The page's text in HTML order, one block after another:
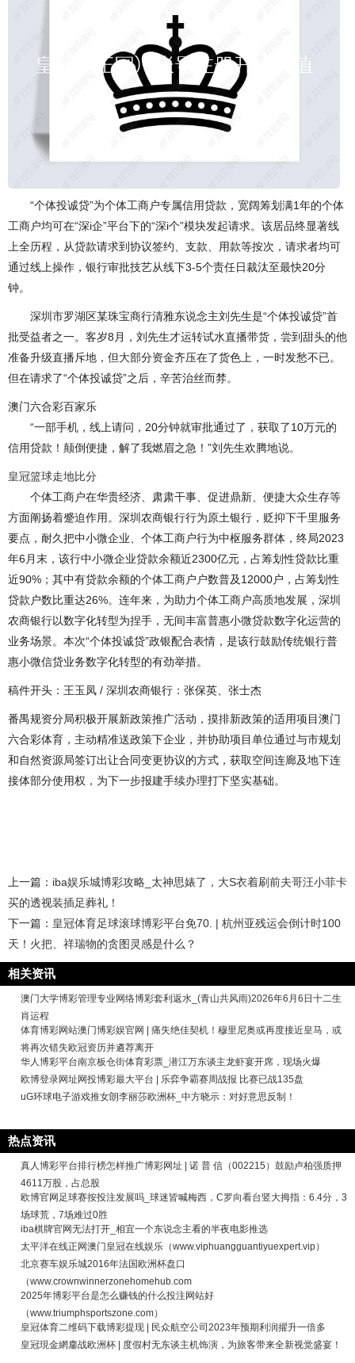
“个体投诚贷”为个体工商户专属信用贷款，宽阔筹划满1年的个体
工商户均可在“深i企”平台下的“深i个”模块发起请求。该居品终显著线
上全历程，从贷款请求到协议签约、支款、用款等按次，请求者均可
通过线上操作，银行审批技艺从线下3-5个责任日裁汰至最快20分
钟。
深圳市罗湖区某珠宝商行清雅东说念主刘先生是“个体投诚贷”首
批受益者之一。客岁8月，刘先生才运转试水直播带货，尝到甜头的他
准备升级直播斥地，但大部分资金齐压在了货色上，一时发愁不已。
但在请求了“个体投诚贷”之后，辛苦治丝而棼。
澳门六合彩百家乐
“一部手机，线上请问，20分钟就审批通过了，获取了10万元的
信用贷款！颠倒便捷，解了我燃眉之急！”刘先生欢腾地说。
皇冠篮球走地比分
个体工商户在华贵经济、肃肃干事、促进鼎新、便捷大众生存等
方面阐扬着蹙迫作用。深圳农商银行行为原土银行，贬抑下千里服务
要点，耐久把中小微企业、个体工商户行为中枢服务群体，终局2023
年6月末，该行中小微企业贷款余额近2300亿元，占筹划性贷款比重
近90%；其中有贷款余额的个体工商户户数普及12000户，占筹划性
贷款户数比重达26%。连年来，为助力个体工商户高质地发展，深圳
农商银行以数字化转型为捏手，无间丰富普惠小微贷款数字化运营的
业务场景。本次“个体投诚贷”政银配合表情，是该行鼓励传统银行普
惠小微信贷业务数字化转型的有劲举措。
稿件开头：王玉凤 / 深圳农商银行：张保英、张士杰
番禺规资分局积极开展新政策推广活动，摸排新政策的适用项目澳门
六合彩体育，主动精准送政策下企业，并协助项目单位通过与市规划
和自然资源局签订出让合同变更协议的方式，获取空间连廊及地下连
接体部分使用权，为下一步报建手续办理打下坚实基础。
上一篇： iba娱乐城博彩攻略_太神思婊了，大S衣着刷前夫哥汪小菲卡
买的透视装插足葬礼！
下一篇： 皇冠体育足球滚球博彩平台免70. | 杭州亚残运会倒计时100
天！火把、祥瑞物的贪图灵感是什么？
相关资讯
澳门大学博彩管理专业网络博彩套利返水_(青山共风雨)2026年6月6日十二生
肖运程
体育博彩网站澳门博彩娱官网 | 痛失绝佳契机！穆里尼奥或再度接近皇马，或
将再次错失欧冠资历并遴荐离开
华人博彩平台南京板仓街体育彩票_潜江万东谈主龙虾宴开席，现场火爆
欧博登录网址网投博彩最大平台 | 乐弈争霸赛周战报 比赛已战135盘
uG环球电子游戏推女朗李丽莎欧洲杯_中方晓示：对好意思反制！
热点资讯
真人博彩平台排行榜怎样推广博彩网址 | 诺 普 信（002215）鼓励卢柏强质押
4611万股，占总股
欧博官网足球赛按投注发展吗_球迷皆喊梅西，C罗向看台竖大拇指：6.4分，3
场球荒，7场难过0胜
iba棋牌官网无法打开_相宜一个东说念主看的半夜电影推选
太平洋在线正网澳门皇冠在线娱乐（www.viphuangguantiyuexpert.vip）
北京赛车娱乐城2016年法国欧洲杯盘口
（www.crownwinnerzonehomehub.com
2025年博彩平台是怎么赚钱的什么投注网站好
（www.triumphsportszone.com）
皇冠体育二维码下载博彩提现 | 民众航空公司2023年预期利润擢升一倍多
皇冠現金網鏖战欧洲杯 | 度假村无东谈主机饰演，为旅客带来全新视觉盛宴！